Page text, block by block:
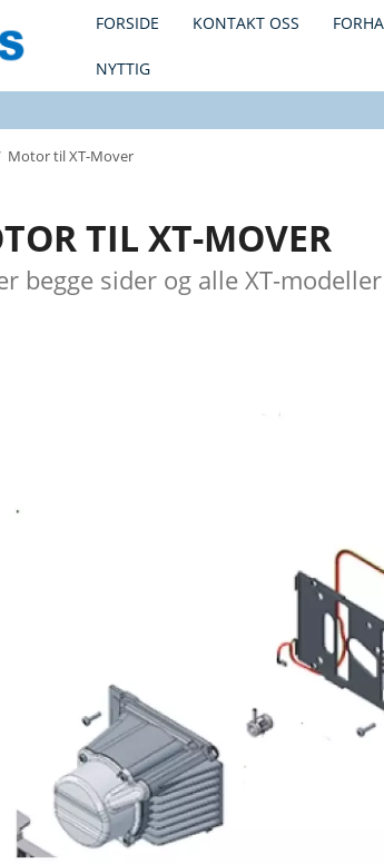
FORSIDE KONTAKT OSS
NYTTIG
Motor til XT-Mover
TIL XT-MOVER
begge sider og alle XT-modeller